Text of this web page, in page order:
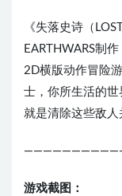
《失落史诗（
EARTHWARS制
2D横版动作冒险
士，你所生活的
就是清除这些敌人
游戏截图：